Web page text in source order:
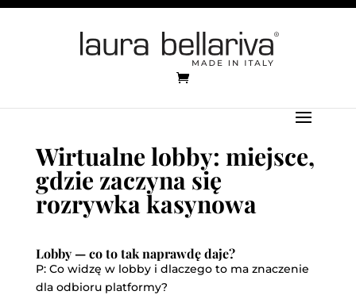
Wirtualne lobby: miejsce,
gdzie zaczyna się
rozrywka kasynowa
Lobby — co to tak naprawdę daje?
P: Co widzę w lobby i dlaczego to ma znaczenie
dla odbioru platformy?